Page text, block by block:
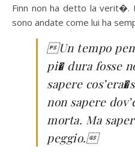
Finn non ha detto la verit�.
sono andate come lui ha
Un tempo
pi� dura fosse
sapere
non sapere
morta. Ma
peggio.